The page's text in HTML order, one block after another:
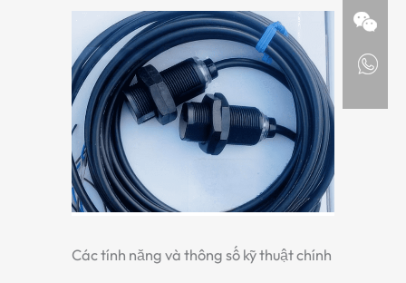
Các tính năng và thông số kỹ thuật chính